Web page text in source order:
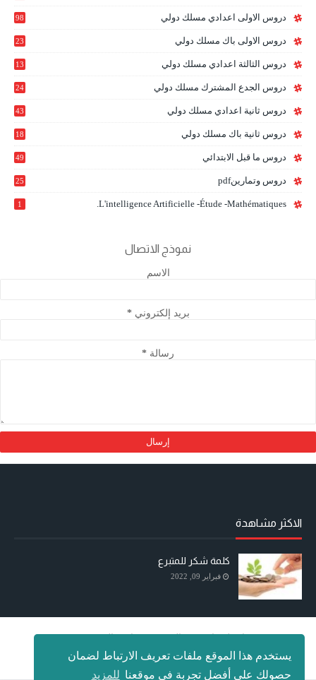
يستخدم هذا الموقع ملفات تعريف الارتباط لضمان
حصولك على أفضل تجربة في موقعنا للمزيد
دروس الاولى اعدادي مسلك دولي 98
دروس الاولى باك مسلك دولي
23
دروس الثالثة اعدادي مسلك دولي
13
دروس الجدع المشترك مسلك دولي
24
دروس ثانية اعدادي مسلك دولي 43
دروس ثانية باك مسلك دولي
18
دروس ما قبل الابتدائي 49
دروس وتمارينpdf 25
L'intelligence Artificielle -étude -mathématiques.
1
نموذج الاتصال
الاسم
بريد إلكتروني*
رسالة *
الاكثر مشاهدة
كلمة شكر للمتبرع
فبراير 09, 2022
جميع الحقوق محفوظةالرياضيات للجميع Mathématiques pour tous